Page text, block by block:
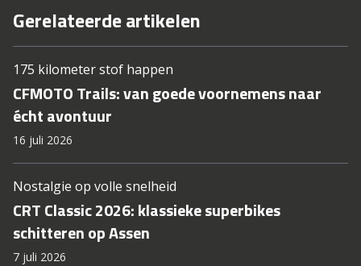
Gerelateerde artikelen
175 kilometer stof happen
CFMOTO Trails: van goede voornemens naar
écht avontuur
16 juli 2026
Nostalgie op volle snelheid
CRT Classic 2026: klassieke superbikes
schitteren op Assen
7 juli 2026